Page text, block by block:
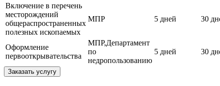
Включение в перечень
месторождений
общераспространенных
полезных ископаемых
МПР 5 дней 30
Оформление
первооткрывательства
МПР,Департамент
по
недропользованию
5 дней 30
Заказать услугу